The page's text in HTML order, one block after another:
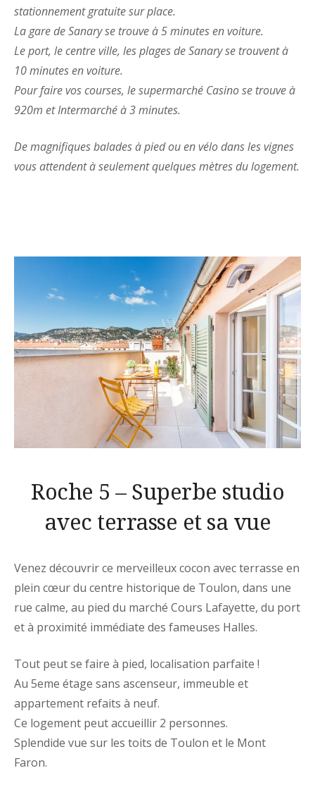
stationnement gratuite sur place.
La gare de Sanary se trouve à 5 minutes en voiture.
Le port, le centre ville, les plages de Sanary se trouvent à
10 minutes en voiture.
Pour faire vos courses, le supermarché Casino se trouve à
920m et Intermarché à 3 minutes.
De magnifiques balades à pied ou en vélo dans les vignes
vous attendent à seulement quelques mètres du logement.
Roche 5 – Superbe studio
avec terrasse et sa vue
Venez découvrir ce merveilleux cocon avec terrasse en
plein cœur du centre historique de Toulon, dans une
rue calme, au pied du marché Cours Lafayette, du port
et à proximité immédiate des fameuses Halles.
Tout peut se faire à pied, localisation parfaite !
Au 5eme étage sans ascenseur, immeuble et
appartement refaits à neuf.
Ce logement peut accueillir 2 personnes.
Splendide vue sur les toits de Toulon et le Mont
Faron.